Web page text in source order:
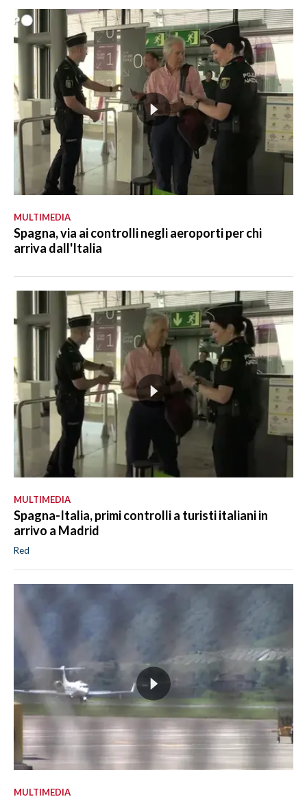
MULTIMEDIA
Spagna, via ai controlli negli aeroporti per chi
arriva dall'Italia
MULTIMEDIA
Spagna-Italia, primi controlli a turisti italiani in
arrivo a Madrid
Red
MULTIMEDIA